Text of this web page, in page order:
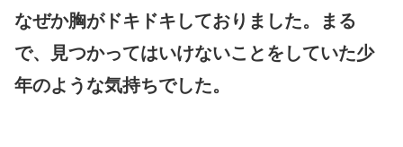
なぜか胸がドキドキしておりました。まる
で、見つかってはいけないことをしていた少
年のような気持ちでした。